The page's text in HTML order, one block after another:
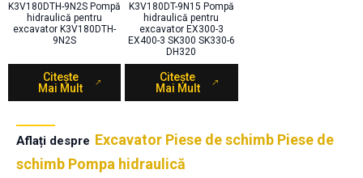
K3V180DTH-9N2S Pompă
hidraulică pentru
excavator K3V180DTH-
9N2S
Citește
Mai Mult
K3V180DT-9N15 Pompă
hidraulică pentru
excavator EX300-3
EX400-3 SK300 SK330-6
DH320
Citește
Mai Mult
Aflați despre Excavator Piese de schimb Piese de
schimb Pompa hidraulică